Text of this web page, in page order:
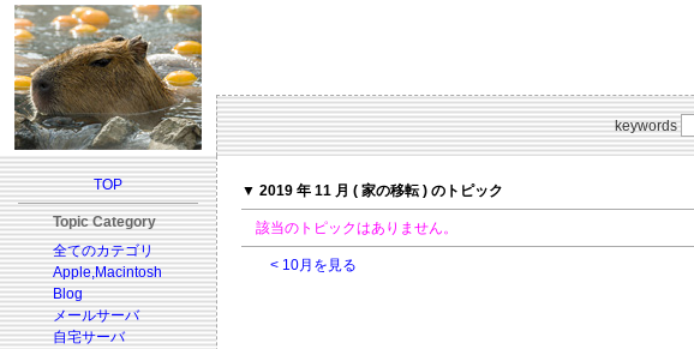
keywords
TOP
Topic Category
全てのカテゴリ
Apple,Macintosh
Blog
メールサーバ
自宅サーバ
▼ 2019 年 11 月 ( 家の移転 ) のトピック
該当のトピックはありません。
< 10月を見る